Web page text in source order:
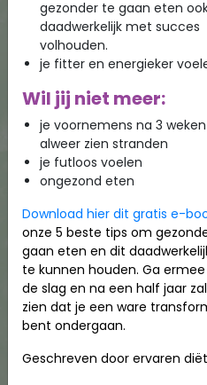
Leidschendam-Voorburg
2019, 2021, 2022, 2023,
Project Hockeyclub
en heren team (2024)
Transportbedrijf (2023-
Workshops gezonde
Workshop gezond
kinderopvang (2023)
Workshopserie tijdens
(2022)
Workshop over voeding
Dagvoorzitter 1e
SCEM (2021)
Online presentatie op de
voor zorgverleners (2021)
Online presentatie voor
overgewicht (2021)
Online presentatie
met overgewicht (2020)
gezonder te gaan eten
daadwerkelijk met succes
volhouden.
je fitter en energieker
Wil jij niet meer:
je voornemens na 3 weken
alweer zien stranden
je futloos voelen
ongezond eten
Download hier dit gratis e-
onze 5 beste tips om
gaan eten en dit
te kunnen houden. Ga
de slag en na een half jaar
zien dat je een ware
bent ondergaan.
Geschreven door ervaren